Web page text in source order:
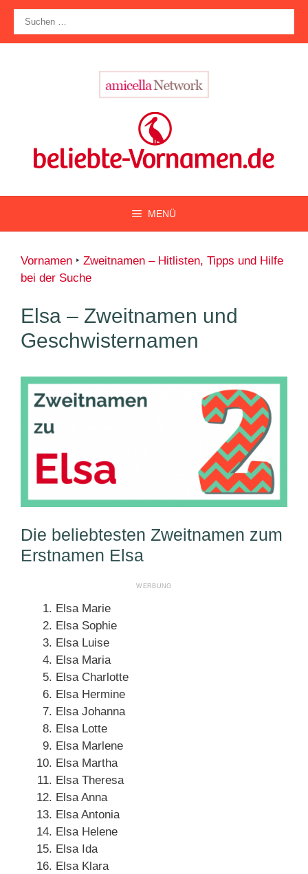
Zum
Inhalt
springen
nach:
MENÜ
Vornamen ‣ Zweitnamen – Hitlisten, Tipps und Hilfe
bei der Suche
Elsa – Zweitnamen und
Geschwisternamen
Die beliebtesten Zweitnamen zum
Erstnamen Elsa
Elsa Marie
Elsa Sophie
Elsa Luise
Elsa Maria
Elsa Charlotte
Elsa Hermine
Elsa Johanna
Elsa Lotte
Elsa Marlene
Elsa Martha
Elsa Theresa
Elsa Anna
Elsa Antonia
Elsa Helene
Elsa Ida
Elsa Klara